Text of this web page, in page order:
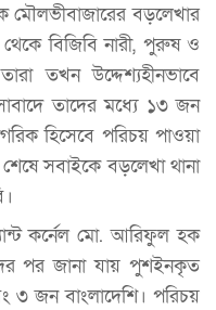
মৌলভীবাজারের বড়লেখার
থেকে বিজিবি নারী, পুরুষ ও
তখন উদ্দেশ্যহীনভাবে
তাদের মধ্যে ১৩ জন
হিসেবে পরিচয় পাওয়া
শেষে সবাইকে বড়লেখা থানা
কর্নেল মো. আরিফুল হক
পর জানা যায় পুশইনকৃত
৩ জন বাংলাদেশি। পরিচয়